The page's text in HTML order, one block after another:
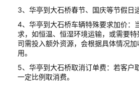
3、华亭到大石桥春节、国庆等节假日
4、华亭到大石桥车辆特殊要求加价：
求，如恒温、恒湿环境运输，或需要
司需投入额外资源，会根据具体情况
用。
5、华亭到大石桥取消订单费：若客户
一定比例取消费。